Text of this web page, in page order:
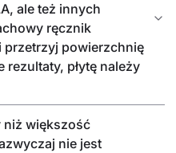
ale też innych
ręcznik
przetrzyj powierzchnię
rezultaty, płytę należy
niż większość
nie jest